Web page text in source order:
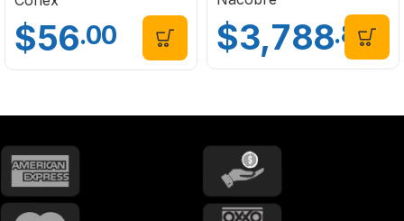
$56.00 $3,788.86